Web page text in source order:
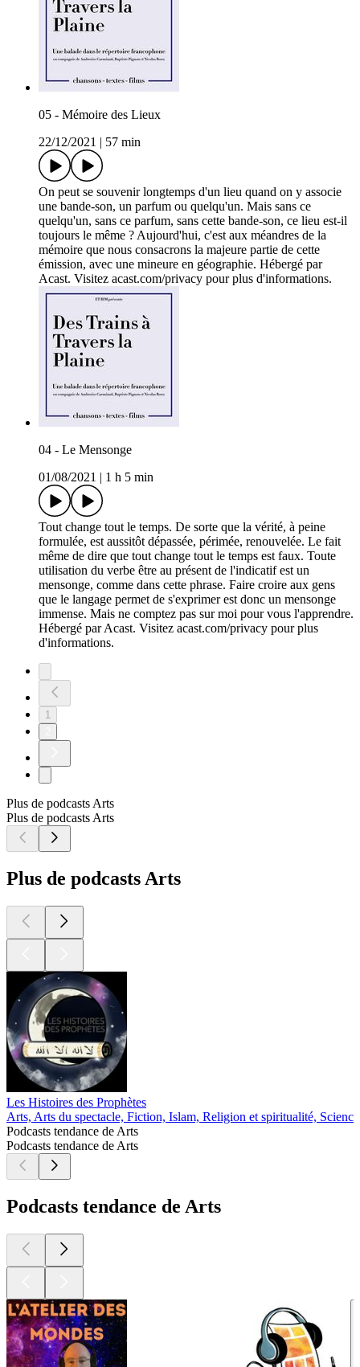
05 - Mémoire des Lieux
22/12/2021
57 min
On peut se souvenir longtemps d'un lieu quand on y associe
une bande-son, un parfum ou quelqu'un. Mais sans ce
quelqu'un, sans ce parfum, sans cette bande-son, ce lieu est-il
toujours le même ? Aujourd'hui, c'est aux méandres de la
mémoire que nous consacrons la majeure partie de cette
émission, avec une mineure en géographie. Hébergé par
Acast. Visitez acast.com/privacy pour plus d'informations.
04 - Le Mensonge
01/08/2021
1 h 5 min
Tout change tout le temps. De sorte que la vérité, à peine
formulée, est aussitôt dépassée, périmée, renouvelée. Le fait
même de dire que tout change tout le temps est faux. Toute
utilisation du verbe être au présent de l'indicatif est un
mensonge, comme dans cette phrase. Faire croire aux gens
que le langage permet de s'exprimer est donc un mensonge
immense. Mais ne comptez pas sur moi pour vous l'apprendre.
Hébergé par Acast. Visitez acast.com/privacy pour plus
d'informations.
1
Plus de podcasts Arts
Plus de podcasts Arts
Plus de podcasts Arts
Les Histoires des Prophètes
Arts, Arts du spectacle, Fiction, Islam, Religion et spiritualité,
Podcasts tendance de Arts
Podcasts tendance de Arts
Podcasts tendance de Arts